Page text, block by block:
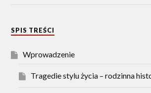
SPIS TREŚCI
Wprowadzenie
Tragedie stylu życia – rodzinna